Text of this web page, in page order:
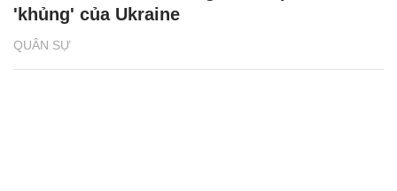
QUÂN SỰ
'khủng' của Ukraine